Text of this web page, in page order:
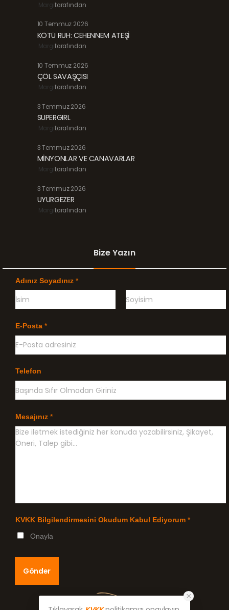
Margitarafından
10 Temmuz 2026
KÖTÜ RUH: CEHENNEM ATEŞİ
Margitarafından
10 Temmuz 2026
ÇÖL SAVAŞÇISI
Margitarafından
3 Temmuz 2026
SUPERGIRL
Margitarafından
3 Temmuz 2026
MİNYONLAR VE CANAVARLAR
Margitarafından
3 Temmuz 2026
UYURGEZER
Margitarafından
Bize Yazın
Adınız Soyadınız *
c
e
i
l
e
E-Posta *
Telefon
Mesajınız *
KVKK Bilgilendirmesini Okudum Kabul Ediyorum *
Onayla
Gönder